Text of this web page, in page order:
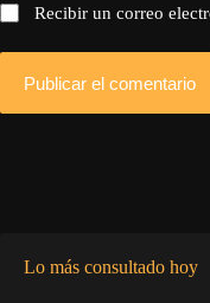
Recibir un correo
Publicar el comentario
Lo más consultado hoy